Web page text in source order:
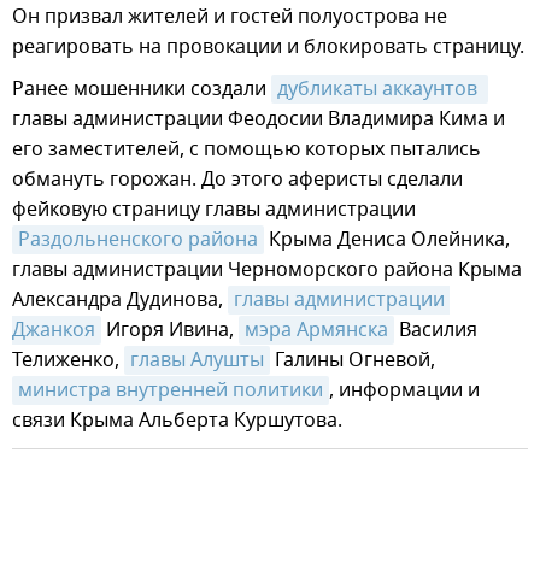
Он призвал жителей и гостей полуострова не
реагировать на провокации и блокировать страницу.
Ранее мошенники создали
главы администрации Феодосии Владимира Кима и
его заместителей, с помощью которых пытались
обмануть горожан. До этого аферисты сделали
фейковую страницу главы администрации
Раздольненского района Крыма Дениса Олейника,
главы администрации Черноморского района Крыма
Александра Дудинова, главы администрации
Джанкоя Игоря Ивина, мэра Армянска Василия
Телиженко, главы Алушты Галины Огневой,
министра внутренней политики , информации и
связи Крыма Альберта Куршутова.